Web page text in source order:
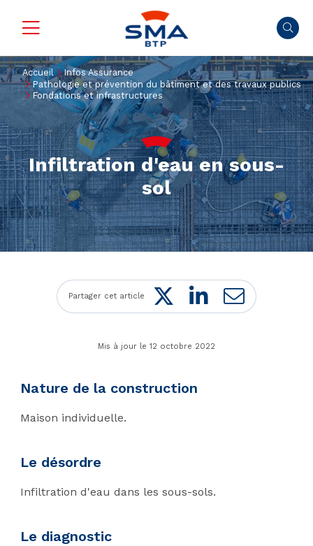
Accueil
Infos Assurance
Pathologie et prévention du bâtiment et des travaux publics
Fondations et infrastructures
Infiltration d'eau en sous-
sol
Partager cet article Twitter
LinkedIn
Mail
Mis à jour le 12 octobre 2022
Nature de la construction
Maison individuelle.
Le désordre
Infiltration d'eau dans les sous-sols.
Le diagnostic